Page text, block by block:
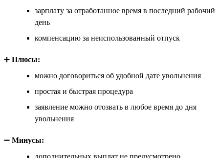
зарплату за отработанное время в последний рабочий
день
компенсацию за неиспользованный отпуск
➕ Плюсы:
можно договориться об удобной дате увольнения
простая и быстрая процедура
заявление можно отозвать в любое время до дня
увольнения
➖ Минусы:
дополнительных выплат не предусмотрено